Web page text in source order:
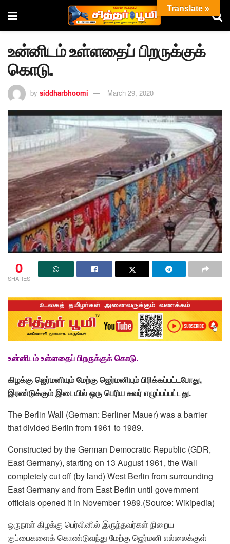
உன்னிடம் உள்ளதைப் பிறருக்குக்
கொடு.
by siddharbhoomi March 29, 2020
0
SHARES
உன்னிடம் உள்ளதைப் பிறருக்குக் கொடு.
கிழக்கு ஜெர்மனியும் மேற்கு ஜெர்மனியும் பிரிக்கப்பட்டபோது,
இரண்டுக்கும் இடையில் ஒரு பெரிய சுவர் எழுப்பப்பட்டது.
The Berlin Wall (German: Berliner Mauer) was a barrier
that divided Berlin from 1961 to 1989.
Constructed by the German Democratic Republic (GDR,
East Germany), starting on 13 August 1961, the Wall
completely cut off (by land) West Berlin from surrounding
East Germany and from East Berlin until government
officials opened it in November 1989.(Source: Wikipedia)
ஒருநாள் கிழக்கு பெர்லினில் இருந்தவர்கள் நிறைய
குப்பைகளைக் கொண்டுவந்து மேற்கு ஜெர்மனி எல்லைக்குள்
Translate »